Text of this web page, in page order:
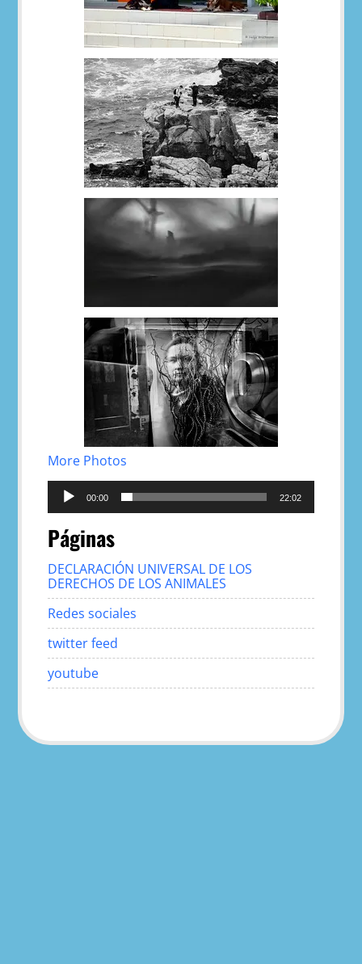
More Photos
Reproductor
audio
00:00 22:02
Páginas
DECLARACIÓN UNIVERSAL DE LOS
DERECHOS DE LOS ANIMALES
Redes sociales
twitter feed
youtube